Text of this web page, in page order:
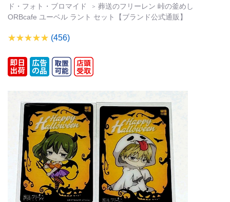
ド・フォト・ブロマイド
葬送のフリーレン 峠の釜めし
ORBcafe ユーベル ラント セット【ブランド公式通販】
(456)